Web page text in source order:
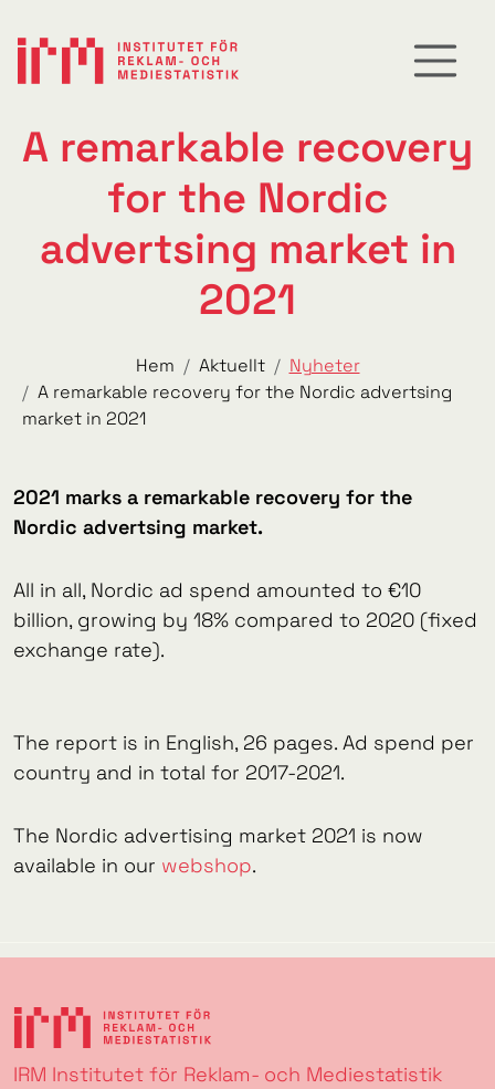
A remarkable recovery
for the Nordic
advertsing market in
2021
Hem Aktuellt
Nyheter
A remarkable recovery for the Nordic advertsing
market in 2021
2021 marks a remarkable recovery for the
Nordic advertsing market.
All in all, Nordic ad spend amounted to €10
billion, growing by 18% compared to 2020 (fixed
exchange rate).
The report is in English, 26 pages. Ad spend per
country and in total for 2017-2021.
The Nordic advertising market 2021 is now
available in our webshop.
IRM Institutet för Reklam- och Mediestatistik